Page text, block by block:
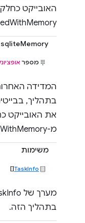
sqliteMemory
מספר
בתהליך,
מ-onUpdatedWithMemory.
משימות
TaskInfo
[]
בתהליך הזה.